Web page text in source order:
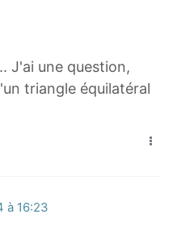
J'ai une question,
triangle équilatéral
à 16:23